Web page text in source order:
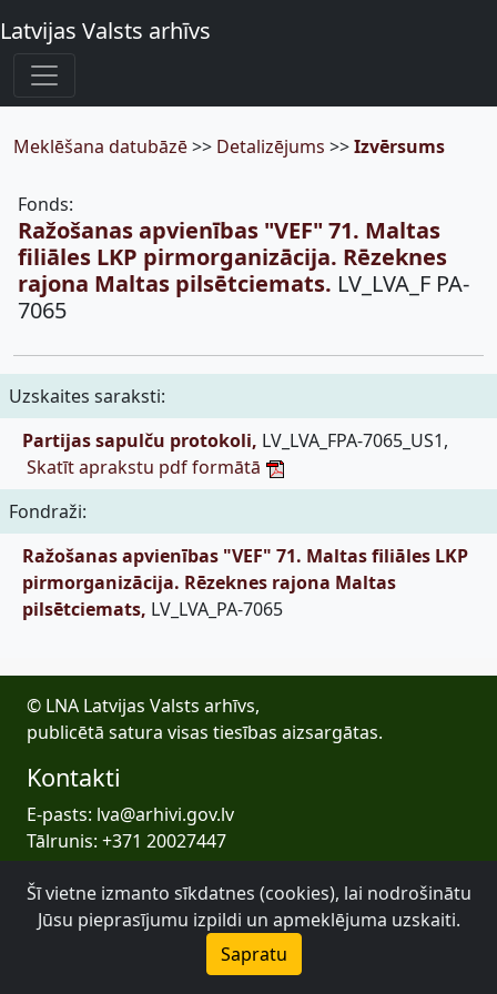
Latvijas Valsts arhīvs
Meklēšana datubāzē>> Detalizējums >>Izvērsums
Fonds:
Ražošanas apvienības "VEF" 71. Maltas
filiāles LKP pirmorganizācija. Rēzeknes
rajona Maltas pilsētciemats. LV_LVA_F PA-
7065
Uzskaites saraksti:
Partijas sapulču protokoli, LV_LVA_FPA-7065_US1,
Skatīt aprakstu pdf formātā
Fondraži:
Ražošanas apvienības "VEF" 71. Maltas filiāles LKP
pirmorganizācija. Rēzeknes rajona Maltas
pilsētciemats, LV_LVA_PA-7065
© LNA Latvijas Valsts arhīvs,
publicētā satura visas tiesības aizsargātas.
Kontakti
E-pasts: lva@arhivi.gov.lv
Tālrunis: +371 20027447
Bezdelīgu 1A, Rīga
Latvijas Valsts arhīvs
Šī vietne izmanto sīkdatnes (cookies), lai nodrošinātu
Jūsu pieprasījumu izpildi un apmeklējuma uzskaiti.
Sapratu